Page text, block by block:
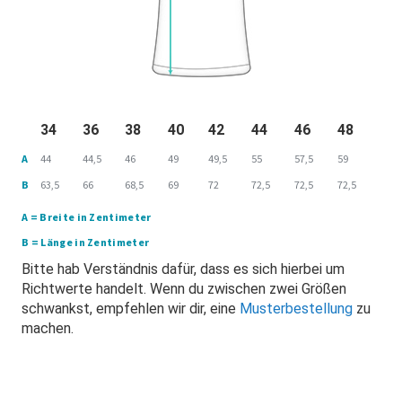
34 36 38 40 42 44 46 48
A 44 44,5 46 49 49,5 55 57,5
59
B
63,5 66 68,5 69 72 72,5 72,5 72,5
A = Breite in Zentimeter
B = Länge in Zentimeter
Bitte hab Verständnis dafür, dass es sich hierbei um
Richtwerte handelt. Wenn du zwischen zwei Größen
schwankst, empfehlen wir dir, eine Musterbestellung zu
machen.